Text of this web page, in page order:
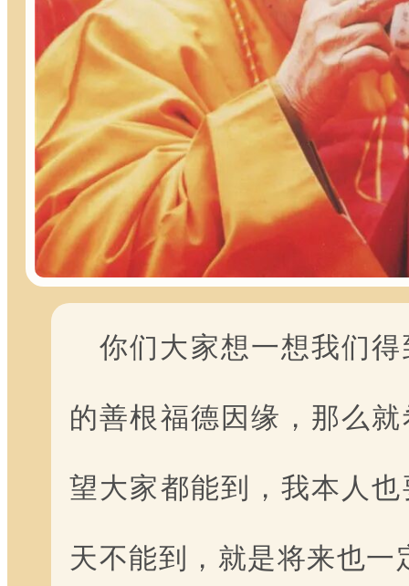
你们大家想一想我们
的善根福德因缘，那么
望大家都能到，我本人
天不能到，就是将来也一